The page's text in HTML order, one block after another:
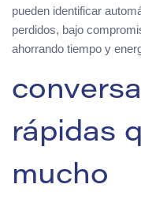
pueden identificar
perdidos, bajo
ahorrando tiempo y
rápidas
mucho